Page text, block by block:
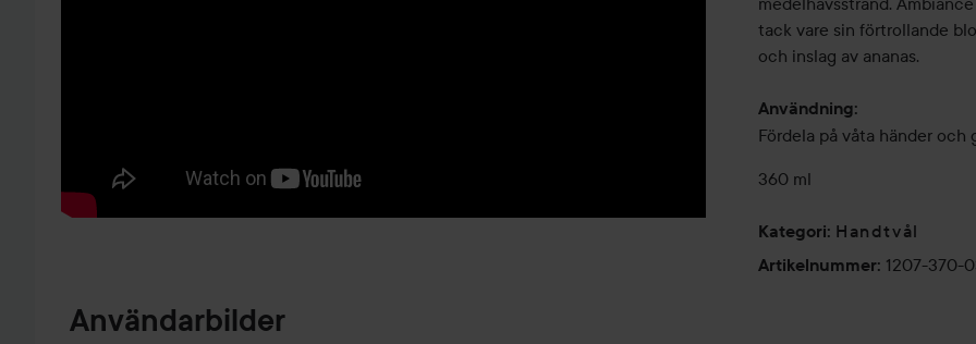
Användarbilder
tack vare sin förtrollande
och inslag av ananas.
Användning:
Fördela på våta händer
360 ml
Kategori: Handtvål
Artikelnummer: 1207-370-